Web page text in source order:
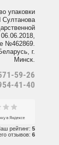
упаковки
Султанова
№462869.
г.
Минск.
59-26
41-40
рейтинг: 5
отзывов: 6